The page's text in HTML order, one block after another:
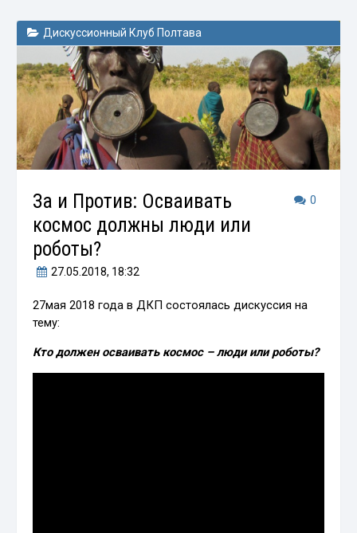
Дискуссионный Клуб Полтава
0
За и Против: Осваивать
космос должны люди или
роботы?
27.05.2018, 18:32
27мая 2018 года в ДКП состоялась дискуссия на
тему:
Кто должен осваивать космос – люди или роботы?